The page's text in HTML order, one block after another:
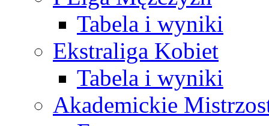
Tabela i wyniki
Ekstraliga Kobiet
Tabela i wyniki
Akademickie